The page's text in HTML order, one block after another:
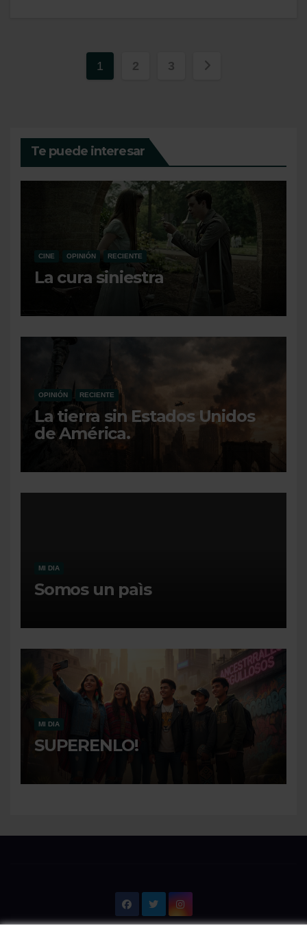
Paginación
1 2 3
Te puede interesar
CINE OPINIÓN RECIENTE
La cura siniestra
OPINIÓN RECIENTE
La tierra sin Estados Unidos
de América.
MI DIA
Somos un paìs
MI DIA
SUPERENLO!